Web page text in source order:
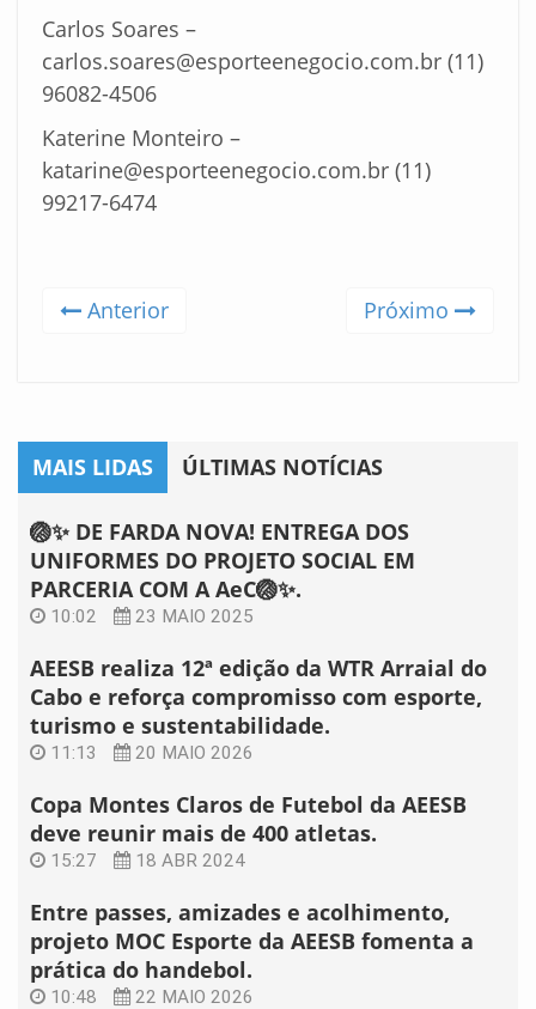
Carlos Soares –
carlos.soares@esporteenegocio.com.br (11)
96082-4506
Katerine Monteiro –
katarine@esporteenegocio.com.br (11)
99217-6474
Anterior Próximo
MAIS LIDAS ÚLTIMAS NOTÍCIAS
🏐✨ DE FARDA NOVA! ENTREGA DOS
UNIFORMES DO PROJETO SOCIAL EM
PARCERIA COM A AeC🏐✨.
10:02 23 MAIO 2025
AEESB realiza 12ª edição da WTR Arraial do
Cabo e reforça compromisso com esporte,
turismo e sustentabilidade.
11:13 20 MAIO 2026
Copa Montes Claros de Futebol da AEESB
deve reunir mais de 400 atletas.
15:27 18 ABR 2024
Entre passes, amizades e acolhimento,
projeto MOC Esporte da AEESB fomenta a
prática do handebol.
10:48 22 MAIO 2026